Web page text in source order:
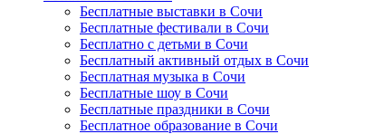
Бесплатные выставки в Сочи
Бесплатные фестивали в Сочи
Бесплатно с детьми в Сочи
Бесплатный активный отдых в Сочи
Бесплатная музыка в Сочи
Бесплатные шоу в Сочи
Бесплатные праздники в Сочи
Бесплатное образование в Сочи